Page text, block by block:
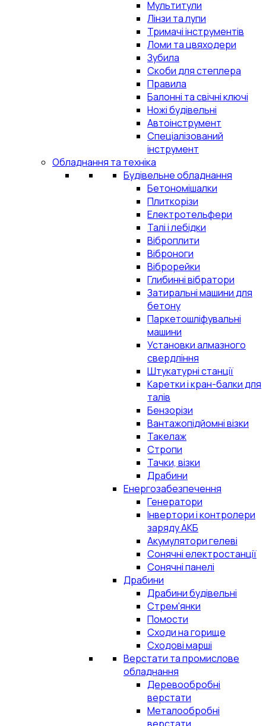
Мультитули
Лінзи та лупи
Тримачі інструментів
Ломи та цвяходери
Зубила
Скоби для степлера
Правила
Балонні та свічні ключі
Ножі будівельні
Автоінструмент
Спеціалізований
інструмент
Обладнання та техніка
Будівельне обладнання
Бетономішалки
Плиткорізи
Електротельфери
Талі і лебідки
Віброплити
Віброноги
Віброрейки
Глибинні вібратори
Затиральні машини для
бетону
Паркетошліфувальні
машини
Установки алмазного
свердління
Штукатурні станції
Каретки і кран-балки для
талів
Бензорізи
Вантажопідйомні візки
Такелаж
Стропи
Тачки, візки
Драбини
Енергозабезпечення
Генератори
Інвертори і контролери
заряду АКБ
Акумулятори гелеві
Сонячні електростанції
Сонячні панелі
Драбини
Драбини будівельні
Стрем'янки
Помости
Сходи на горище
Сходові марші
Верстати та промислове
обладнання
Деревообробні
верстати
Металообробні